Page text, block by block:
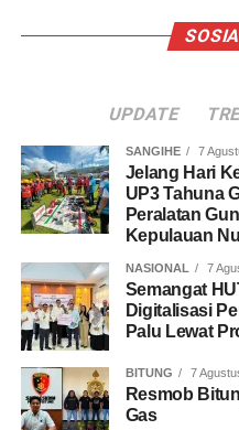
UPDATE
SANGIHE 7
Jelang Hari
UP3 Tahuna
Peralatan
Kepulauan
NASIONAL 7
Semangat
Digitalisasi
Palu Lewat
BITUNG 7
Resmob
Gas